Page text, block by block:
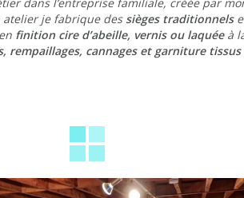
atelier je fabrique des sièges traditionnels
finition cire d’abeille, vernis ou laquéeà
rempaillages, cannages et garniture tissus